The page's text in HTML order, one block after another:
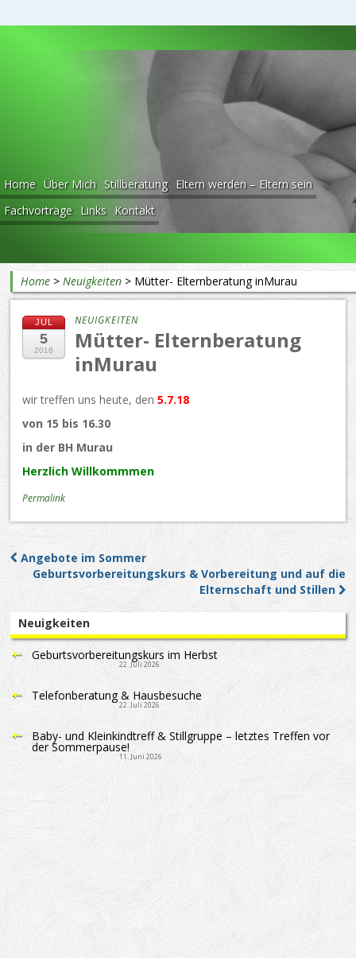
Home Über Mich Stillberatung Eltern werden – Eltern sein
Fachvorträge Links Kontakt
Beratung rund ums Baby
Home >Neuigkeiten > Mütter- Elternberatung inMurau
JUL
5
2018
NEUIGKEITEN
Mütter- Elternberatung
inMurau
wir treffen uns heute, den5.7.18
von 15 bis 16.30
in der BH Murau
Herzlich Willkommmen
Permalink
Post navigation
Angebote im Sommer
Geburtsvorbereitungskurs & Vorbereitung und auf die
Elternschaft und Stillen
Neuigkeiten
Geburtsvorbereitungskurs im Herbst
22. Juli 2026
Telefonberatung & Hausbesuche
22. Juli 2026
Baby- und Kleinkindtreff & Stillgruppe – letztes Treffen vor
der Sommerpause!
11. Juni 2026